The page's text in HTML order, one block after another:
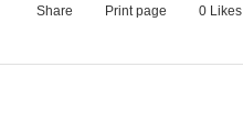
Share Print page 0Likes